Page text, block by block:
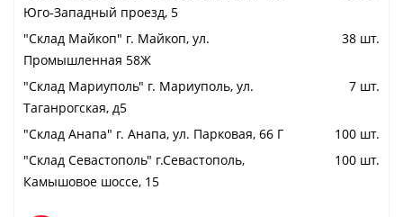
Юго-Западный проезд, 5
"Cклад Майкоп" г. Майкоп, ул.
Промышленная 58Ж
38 шт.
"Cклад Мариуполь" г. Мариуполь, ул.
Таганрогская, д5
7 шт.
"Cклад Анапа" г. Анапа, ул. Парковая, 66 Г
100 шт.
"Cклад Севастополь" г.Севастополь,
Камышовое шоссе, 15
100 шт.